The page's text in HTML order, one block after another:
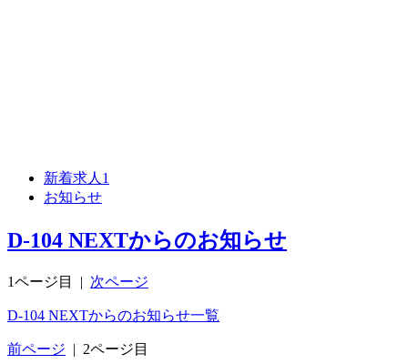
新着求人1
お知らせ
D-104 NEXTからのお知らせ
1ページ目 | 次ページ
D-104 NEXTからのお知らせ一覧
前ページ | 2ページ目